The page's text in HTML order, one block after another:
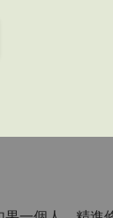
這本書的內容